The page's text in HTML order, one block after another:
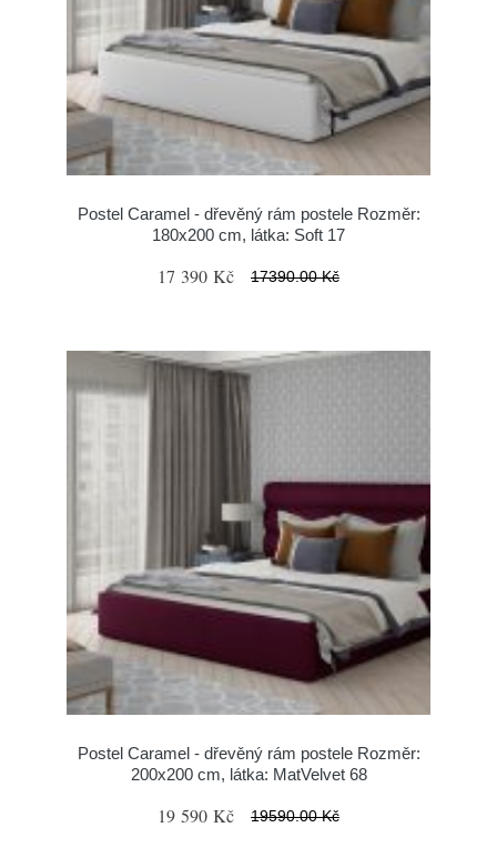
Postel Caramel - dřevěný rám postele Rozměr:
180x200 cm, látka: Soft 17
17 390 Kč 17390.00 Kč
Postel Caramel - dřevěný rám postele Rozměr:
200x200 cm, látka: MatVelvet 68
19 590 Kč 19590.00 Kč